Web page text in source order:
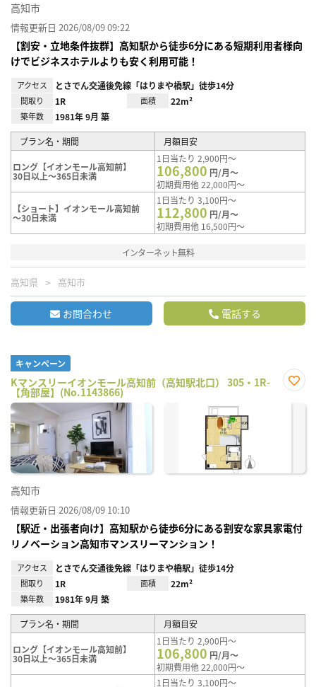
高知市
情報更新日 2026/08/09 09:22
【割安・立地条件抜群】高知駅から徒歩6分にある短期利用者様向
けでビジネスホテルよりも安く利用可能！
アクセス とさでん交通後免線「はりまや橋駅」徒歩14分
間取り 1R 面積 22m²
築年数 1981年 9月 築
プラン名・期間 月額目安
ロング【イオンモール高知前】
30日以上～365日未満
1日当たり 2,900円～
106,800 円/月～
初期費用他 22,000円～
【ショート】イオンモール高知前
～30日未満
1日当たり 3,100円～
112,800 円/月～
初期費用他 16,500円～
インターネット無料
高知県 高知市
お問合わせ 電話する
キャンペーン
Kマンスリーイオンモール高知前（高知駅北口） 305・1R-
【角部屋】(No.1143866)
に入
高知市
情報更新日 2026/08/09 10:10
【駅近・出張者向け】高知駅から徒歩6分にある割安な家具家電付
リノベーション高知市マンスリーマンション！
アクセス とさでん交通後免線「はりまや橋駅」徒歩14分
間取り 1R 面積 22m²
築年数 1981年 9月 築
プラン名・期間 月額目安
ロング【イオンモール高知前】
30日以上～365日未満
1日当たり 2,900円～
106,800 円/月～
初期費用他 22,000円～
1日当たり 3,100円～